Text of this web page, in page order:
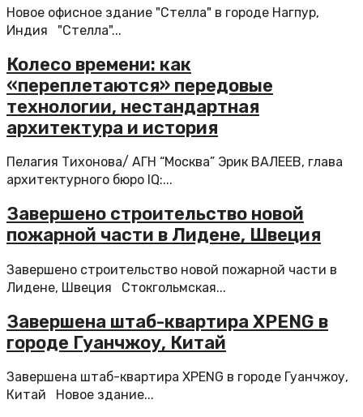
Новое офисное здание "Стелла" в городе Нагпур,
Индия "Стелла"...
Колесо времени: как
«переплетаются» передовые
технологии, нестандартная
архитектура и история
Пелагия Тихонова/ АГН “Москва” Эрик ВАЛЕЕВ, глава
архитектурного бюро IQ:...
Завершено строительство новой
пожарной части в Лидене, Швеция
Завершено строительство новой пожарной части в
Лидене, Швеция Стокгольмская...
Завершена штаб-квартира XPENG в
городе Гуанчжоу, Китай
Завершена штаб-квартира XPENG в городе Гуанчжоу,
Китай Новое здание...